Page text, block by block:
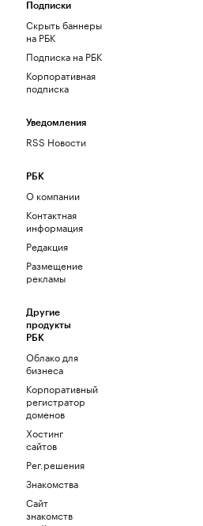
Подписки
Скрыть баннеры
на РБК
Подписка на РБК
Корпоративная
подписка
Уведомления
RSS Новости
РБК
О компании
Контактная
информация
Редакция
Размещение
рекламы
Другие
продукты
РБК
Облако для
бизнеса
Корпоративный
регистратор
доменов
Хостинг
сайтов
Рег.решения
Знакомства
Сайт
знакомств